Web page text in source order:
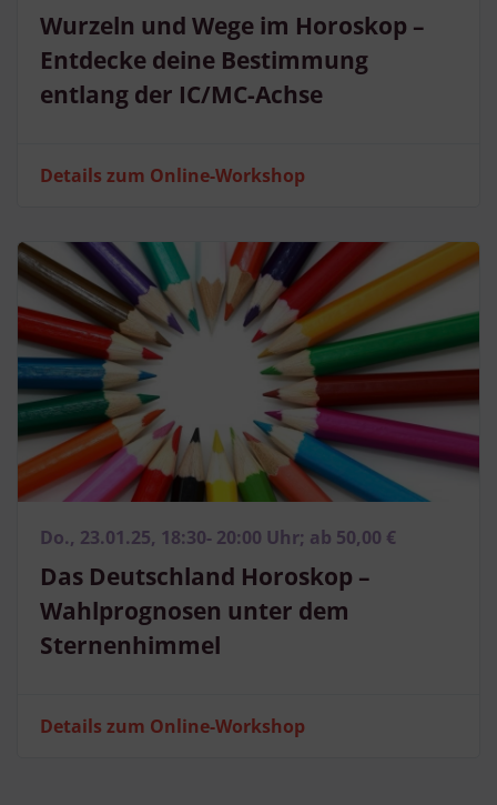
Wurzeln und Wege im Horoskop –
Entdecke deine Bestimmung
entlang der IC/MC-Achse
Details zum Online-Workshop
Do., 23.01.25, 18:30- 20:00 Uhr; ab 50,00 €
Das Deutschland Horoskop –
Wahlprognosen unter dem
Sternenhimmel
Details zum Online-Workshop